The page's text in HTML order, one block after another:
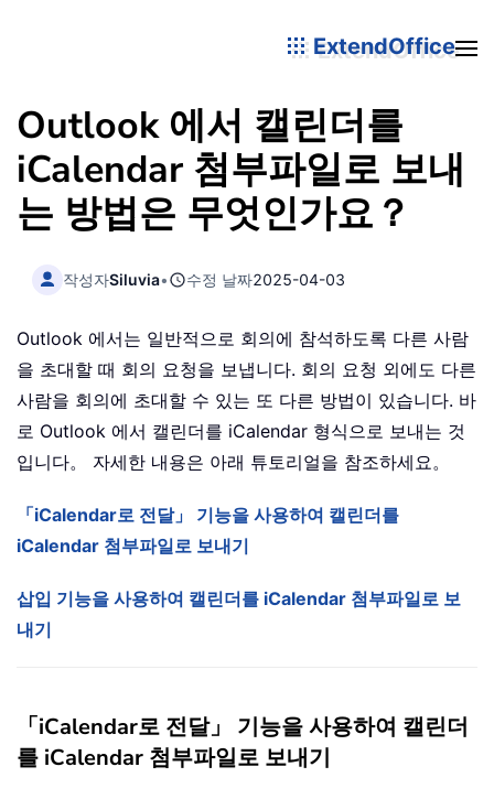
ExtendOffice
Outlook 에서 캘린더를
iCalendar 첨부파일로 보내
는 방법은 무엇인가요？
작성자Siluvia• 수정 날짜2025-04-03
Outlook 에서는 일반적으로 회의에 참석하도록 다른 사람
을 초대할 때 회의 요청을 보냅니다. 회의 요청 외에도 다른
사람을 회의에 초대할 수 있는 또 다른 방법이 있습니다. 바
로 Outlook 에서 캘린더를 iCalendar 형식으로 보내는 것
입니다。 자세한 내용은 아래 튜토리얼을 참조하세요。
「iCalendar로 전달」 기능을 사용하여 캘린더를
iCalendar 첨부파일로 보내기
삽입 기능을 사용하여 캘린더를 iCalendar 첨부파일로 보
내기
「iCalendar로 전달」 기능을 사용하여 캘린더
를 iCalendar 첨부파일로 보내기